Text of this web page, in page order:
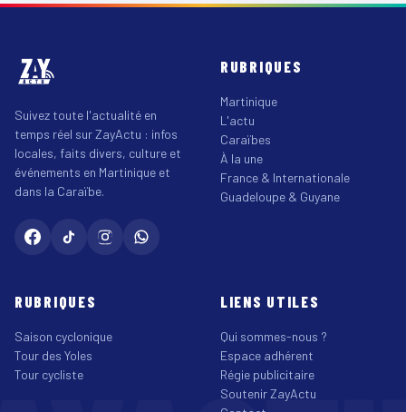
Suivez toute l'actualité en
temps réel sur ZayActu : infos
locales, faits divers, culture et
événements en Martinique et
dans la Caraïbe.
RUBRIQUES
Martinique
L'actu
Caraïbes
À la une
France & Internationale
Guadeloupe & Guyane
RUBRIQUES
Saison cyclonique
Tour des Yoles
Tour cycliste
LIENS UTILES
Qui sommes-nous ?
Espace adhérent
Régie publicitaire
Soutenir ZayActu